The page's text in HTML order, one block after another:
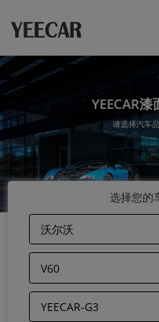
YEECAR
请选择汽车
选择您的